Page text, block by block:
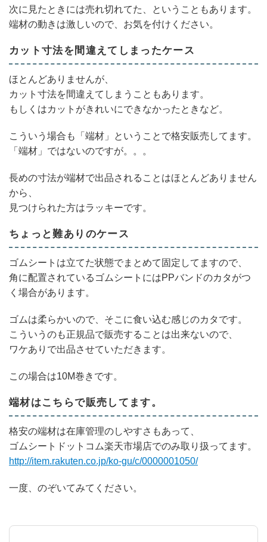
次に見たときには売れ切れてた、ということもあります。
端材の動きは激しいので、お気を付けください。
カット寸法を間違えてしまったケース
ほとんどありませんが、
カット寸法を間違えてしまうこともあります。
もしくはカットがきれいにできなかったときなど。
こういう場合も「端材」ということで格安販売してます。
「端材」ではないのですが。。。
長めの寸法が端材で出品されることはほとんどありません
から、
見つけられた方はラッキーです。
ちょっと難ありのケース
ゴムシートは立てた状態でまとめて固定してますので、
角に配置されているゴムシートにはPPバンドのカタがつ
く場合があります。
ゴムは柔らかいので、そこに食い込む感じのカタです。
こういうのも正規品で販売することは出来ないので、
ワケありで出品させていただきます。
この場合は10M巻きです。
端材はこちらで販売してます。
格安の端材は在庫管理のしやすさもあって、
ゴムシートドットコム楽天市場店でのみ取り扱ってます。
http://item.rakuten.co.jp/ko-gu/c/0000001050/
一度、のぞいてみてください。